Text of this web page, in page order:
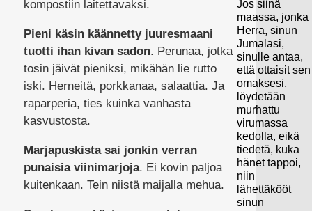
kompostiin laitettavaksi.
Pieni käsin käännetty juuresmaani
tuotti ihan kivan sadon. Perunaa, jotka
tosin jäivät pieniksi, mikähän lie rutto
iski. Herneitä, porkkanaa, salaattia. Ja
raparperia, ties kuinka vanhasta
kasvustosta.
Marjapuskista sai jonkin verran
punaisia viinimarjoja. Ei kovin paljoa
kuitenkaan. Tein niistä maijalla mehua.
Jos siinä
maassa, jonka
Herra, sinun
Jumalasi,
sinulle antaa,
että ottaisit sen
omaksesi,
löydetään
murhattu
virumassa
kedolla, eikä
tiedetä, kuka
hänet tappoi,
niin
lähettäkööt
sinun